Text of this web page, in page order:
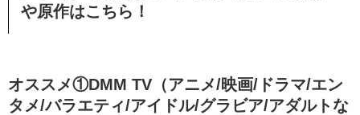
や原作はこちら！
オススメ①DMM TV（アニメ/映画/ドラマ/エン
タメ/バラエティ/アイドル/グラビア/アダルトな